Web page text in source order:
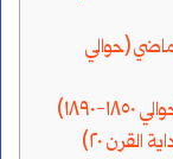
(حوالي